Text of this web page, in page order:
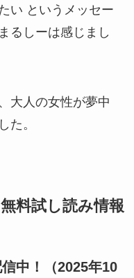
い というメッセー
るしーは感じまし
大人の女性が夢中
た。
料試し読み情報
中！（2025年10